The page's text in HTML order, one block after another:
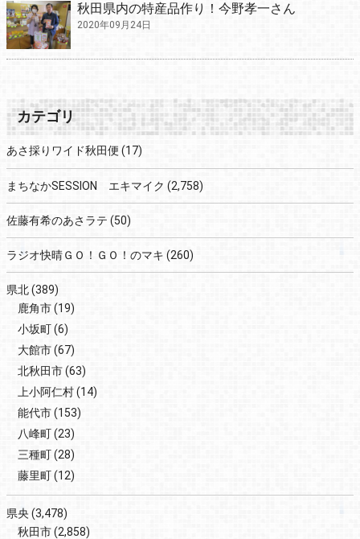
秋田県内の特産品作り！今野孝一さん
2020年09月24日
カテゴリ
あさ採りワイド秋田便 (17)
まちなかSESSION エキマイク (2,758)
佐藤有希のあさラテ (50)
ラジオ快晴ＧＯ！ＧＯ！のマキ (260)
県北(389)
鹿角市(19)
小坂町(6)
大館市(67)
北秋田市(63)
上小阿仁村(14)
能代市(153)
八峰町(23)
三種町(28)
藤里町(12)
県央 (3,478)
秋田市(2,858)